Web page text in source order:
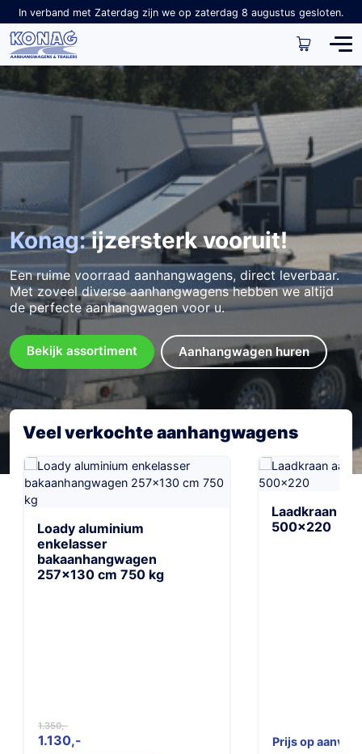
In verband met Zaterdag zijn we op zaterdag 8 augustus gesloten.
Konag:ijzersterk vooruit!
Een ruime voorraad aanhangwagens, direct leverbaar.
Met zoveel diverse aanhangwagens hebben we altijd
de perfecte aanhangwagen voor u.
Bekijk assortiment Aanhangwagen huren
Veel verkochte aanhangwagens
Loady aluminium
enkelasser
bakaanhangwagen
257×130 cm 750 kg
1.350
Oorspronkelijke
prijs
1.130
Huidige
prijs
Laadkraan
500×220
Prijs op